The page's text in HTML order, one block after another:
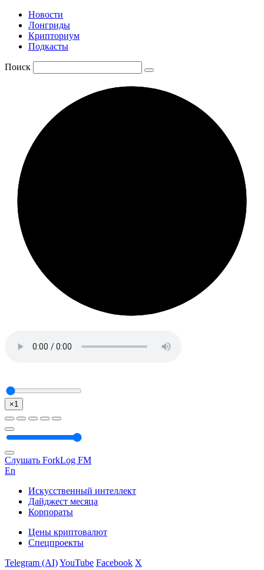
Новости
Лонгриды
Крипториум
Подкасты
Поиск
×1
Слушать ForkLog FM
En
Искусственный интеллект
Дайджест месяца
Корпораты
Цены криптовалют
Спецпроекты
Telegram (AI)YouTube Facebook X